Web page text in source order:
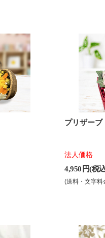
プリザー
法人価格
4,950 円(税
(送料・文字料